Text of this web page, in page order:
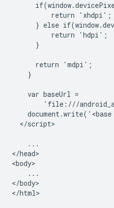
          return 'xhdpi';
} else
          return 'hdpi';
      }
      return 'mdpi';
    }
    var baseUrl =
'file:///
  </script>
    ...
</head>
<body>
    ...
</body>